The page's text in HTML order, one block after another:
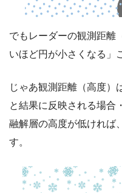
でもレーダーの観測距離
いほど円が小さくなる」
じゃあ観測距離（高度）
と結果に反映される場合
融解層の高度が低ければ
す。